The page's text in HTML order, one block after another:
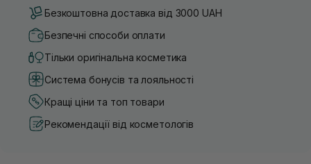
Безкоштовна доставка від 3000 UAH
Безпечні способи оплати
Тільки оригінальна косметика
Система бонусів та лояльності
Кращі ціни та топ товари
Рекомендації від косметологів